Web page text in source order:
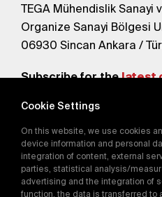
TEGA Mühendislik Sanayi
Organize Sanayi Bölgesi
06930 Sincan Ankara /
Subscribe for thelatest
By subscribing, you
Privacy Policy
Cookie Settings
On this website, we use cookies
device information and personal
integration of content, external
parties, statistical analysis/
advertising and the integration of
function, the data is transferred to